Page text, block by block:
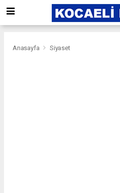
Anasayfa Siyaset